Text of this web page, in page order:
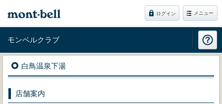
ログイン メニュー
モンベルクラブ
白鳥温泉下湯
店舗案内